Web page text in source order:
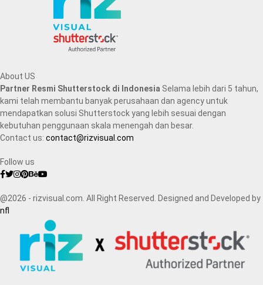
About US
Partner Resmi Shutterstock di Indonesia Selama lebih dari 5 tahun,
kami telah membantu banyak perusahaan dan agency untuk
mendapatkan solusi Shutterstock yang lebih sesuai dengan
kebutuhan penggunaan skala menengah dan besar.
Contact us: contact@rizvisual.com
Follow us
Facebook
Twitter
Instagram
Pinterest
Behance
@2026 - rizvisual.com. All Right Reserved. Designed and Developed by
nfl